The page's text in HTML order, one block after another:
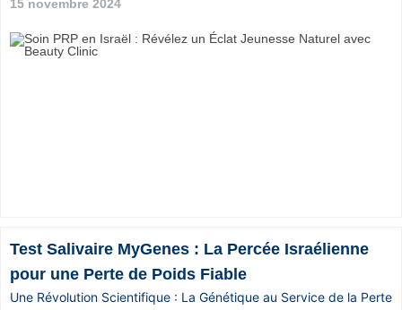
15 novembre 2024
Test Salivaire MyGenes : La Percée Israélienne
pour une Perte de Poids Fiable
Une Révolution Scientifique : La Génétique au Service de la Perte